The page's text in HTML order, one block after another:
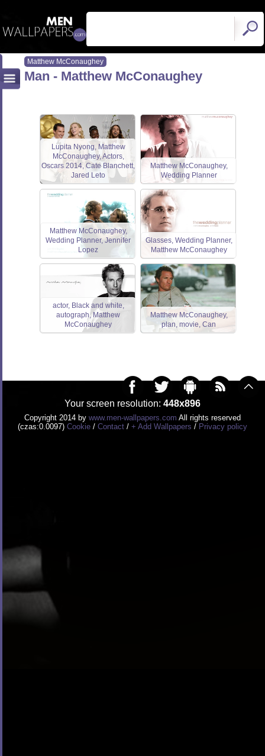
Matthew McConaughey
Man - Matthew McConaughey
Lupita Nyong, Matthew
McConaughey, Actors,
Oscars 2014, Cate Blanchett,
Jared Leto
Matthew McConaughey,
Wedding Planner
Matthew McConaughey,
Wedding Planner, Jennifer
Lopez
Glasses, Wedding Planner,
Matthew McConaughey
actor, Black and white,
autograph, Matthew
McConaughey
Matthew McConaughey,
plan, movie, Can
Your screen resolution: 448x896
Copyright 2014 by www.men-wallpapers.com All rights reserved
(czas:0.0097) Cookie / Contact / + Add Wallpapers / Privacy policy